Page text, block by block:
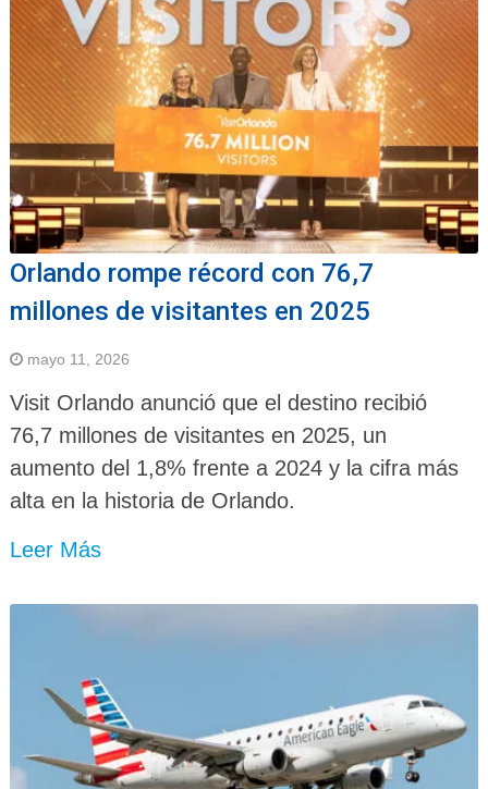
Orlando rompe récord con 76,7
millones de visitantes en 2025
mayo 11, 2026
Visit Orlando anunció que el destino recibió
76,7 millones de visitantes en 2025, un
aumento del 1,8% frente a 2024 y la cifra más
alta en la historia de Orlando.
Leer Más